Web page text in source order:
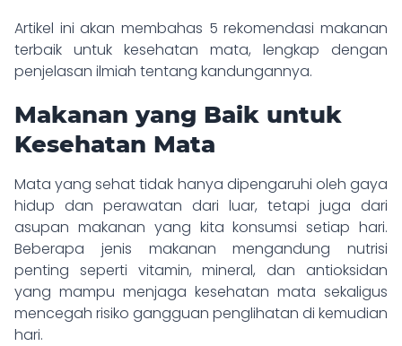
Artikel ini akan membahas 5 rekomendasi makanan
terbaik untuk kesehatan mata, lengkap dengan
penjelasan ilmiah tentang kandungannya.
Makanan yang Baik untuk
Kesehatan Mata
Mata yang sehat tidak hanya dipengaruhi oleh gaya
hidup dan perawatan dari luar, tetapi juga dari
asupan makanan yang kita konsumsi setiap hari.
Beberapa jenis makanan mengandung nutrisi
penting seperti vitamin, mineral, dan antioksidan
yang mampu menjaga kesehatan mata sekaligus
mencegah risiko gangguan penglihatan di kemudian
hari.